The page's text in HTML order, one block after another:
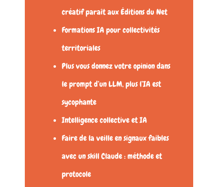
créatif paraît aux Éditions du Net
Formations IA pour collectivités
territoriales
Plus vous donnez votre opinion dans
le prompt d’un LLM, plus l’IA est
sycophante
Intelligence collective et IA
Faire de la veille en signaux faibles
avec un skill Claude : méthode et
protocole